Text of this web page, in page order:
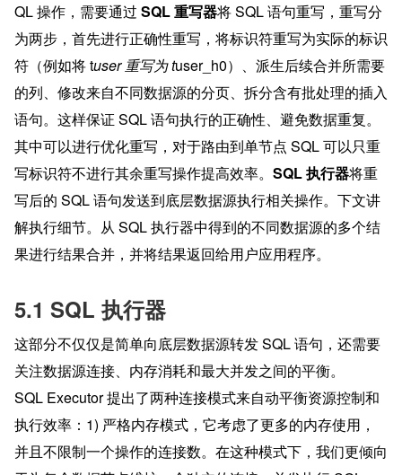
QL 操作，需要通过 SQL 重写器将 SQL 语句重写，重写分
为两步，首先进行正确性重写，将标识符重写为实际的标识
符（例如将 tuser 重写为 tuser_h0）、派生后续合并所需要
的列、修改来自不同数据源的分页、拆分含有批处理的插入
语句。这样保证 SQL 语句执行的正确性、避免数据重复。
其中可以进行优化重写，对于路由到单节点 SQL 可以只重
写标识符不进行其余重写操作提高效率。 SQL 执行器将重
写后的 SQL 语句发送到底层数据源执行相关操作。下文讲
解执行细节。从 SQL 执行器中得到的不同数据源的多个结
果进行结果合并，并将结果返回给用户应用程序。
5.1 SQL 执行器
这部分不仅仅是简单向底层数据源转发 SQL 语句，还需要
关注数据源连接、内存消耗和最大并发之间的平衡。
SQL Executor 提出了两种连接模式来自动平衡资源控制和
执行效率：1) 严格内存模式，它考虑了更多的内存使用，
并且不限制一个操作的连接数。在这种模式下，我们更倾向